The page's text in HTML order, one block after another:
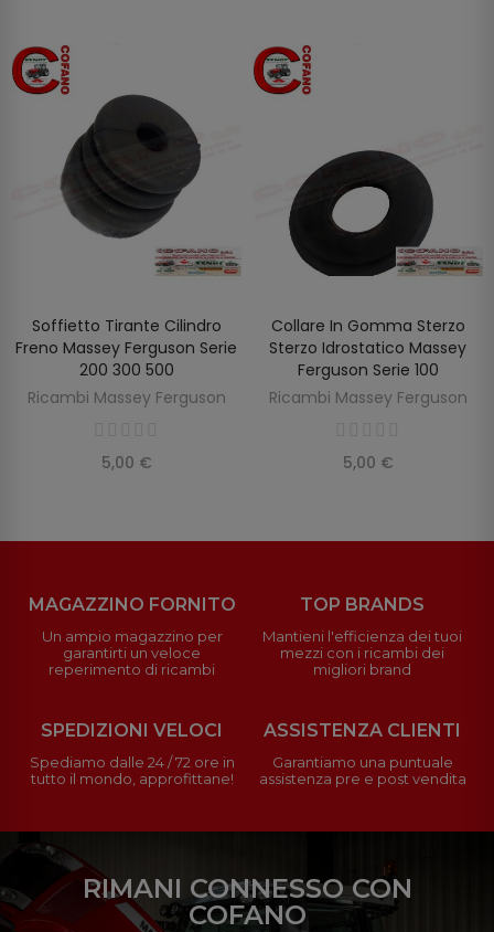
AGGIUNGI AL CARRELLO
Soffietto Tirante Cilindro
Freno Massey Ferguson Serie
200 300 500
Ricambi Massey Ferguson
5,00 €
AGGIUNGI AL CARRELLO
Collare In Gomma Sterzo
Sterzo Idrostatico Massey
Ferguson Serie 100
Ricambi Massey Ferguson
5,00 €
MAGAZZINO FORNITO
Un ampio magazzino per
garantirti un veloce
reperimento di ricambi
TOP BRANDS
Mantieni l'efficienza dei tuoi
mezzi con i ricambi dei
migliori brand
SPEDIZIONI VELOCI
Spediamo dalle 24 / 72 ore in
tutto il mondo, approfittane!
ASSISTENZA CLIENTI
Garantiamo una puntuale
assistenza pre e post vendita
RIMANI CONNESSO CON
COFANO